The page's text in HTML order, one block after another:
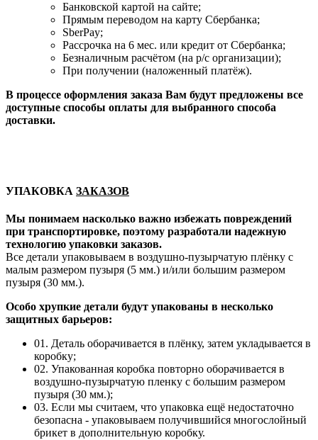
Банковской картой на сайте;
Прямым переводом на карту Сбербанка;
SberPay;
Рассрочка на 6 мес. или кредит от Сбербанка;
Безналичным расчётом (на р/с организации);
При получении (наложенный платёж).
В процессе оформления заказа Вам будут предложены все
доступные способы оплаты для выбранного способа
доставки.
УПАКОВКА ЗАКАЗОВ
Мы понимаем насколько важно избежать повреждений
при транспортировке, поэтому разработали надежную
технологию упаковки заказов.
Все детали упаковываем в воздушно-пузырчатую плёнку с
малым размером пузыря (5 мм.) и/или большим размером
пузыря (30 мм.).
Особо хрупкие детали будут упакованы в несколько
защитных барьеров:
01. Деталь оборачивается в плёнку, затем укладывается в
коробку;
02. Упакованная коробка повторно оборачивается в
воздушно-пузырчатую пленку с большим размером
пузыря (30 мм.);
03. Если мы считаем, что упаковка ещё недостаточно
безопасна - упаковываем получившийся многослойный
брикет в дополнительную коробку.